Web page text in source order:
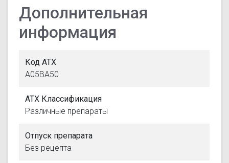
Дополнительная
информация
Код АТХ
A05BA50
АТХ Классификация
Различные препараты
Отпуск препарата
Без рецепта